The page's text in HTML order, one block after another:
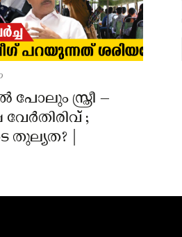
പോലും സ്ത്രീ –
;
തുല്യത? |